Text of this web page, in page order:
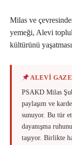
Milas ve
yemeği, Alevi
kültürünü
ALEVİ
PSAKD Milas
paylaşım ve
sunuyor. Bu tür
dayanışma
taşıyor. Birlikte